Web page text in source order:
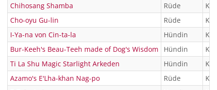
Chihosang Shamba
Rüde
Cho-oyu Gu-lin
Rüde
I-Ya-na von Cin-ta-la
Hündin
Bur-Keeh's Beau-Teeh made of Dog's Wisdom
Hündin
Ti La Shu Magic Starlight Arkeden
Hündin
Azamo's E'Lha-khan Nag-po
Rüde